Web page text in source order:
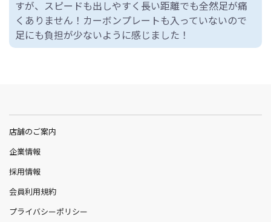
すが、スピードも出しやすく長い距離でも全然足が痛
くありません！カーボンプレートも入っていないので
足にも負担が少ないように感じました！
店舗のご案内
企業情報
採用情報
会員利用規約
プライバシーポリシー